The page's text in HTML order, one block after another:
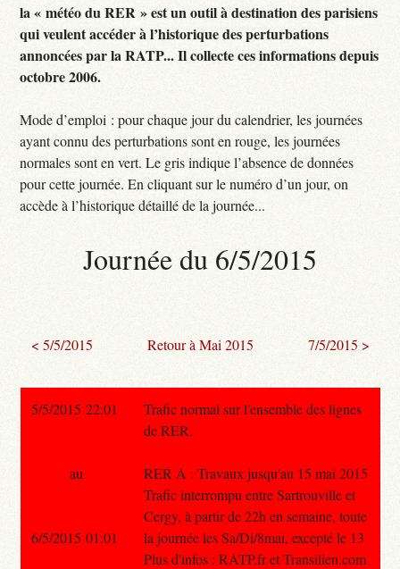
la « météo du RER » est un outil à destination des parisiens
qui veulent accéder à l’historique des perturbations
annoncées par la RATP... Il collecte ces informations depuis
octobre 2006.
Mode d’emploi : pour chaque jour du calendrier, les journées
ayant connu des perturbations sont en rouge, les journées
normales sont en vert. Le gris indique l’absence de données
pour cette journée. En cliquant sur le numéro d’un jour, on
accède à l’historique détaillé de la journée...
Journée du 6/5/2015
< 5/5/2015 Retour à Mai 2015 7/5/2015 >
5/5/2015 22:01
Trafic normal sur l'ensemble des lignes
de RER.
RER A : Travaux jusqu'au 15 mai 2015
Trafic interrompu entre Sartrouville et
Cergy, à partir de 22h en semaine, toute
la journée les Sa/Di/8mai, excepté le 13
Plus d'infos : RATP.fr et Transilien.com
au
6/5/2015 01:01